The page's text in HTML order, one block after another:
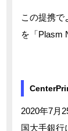
この提携で
を「Plasm
2020年7月
国大手銀行